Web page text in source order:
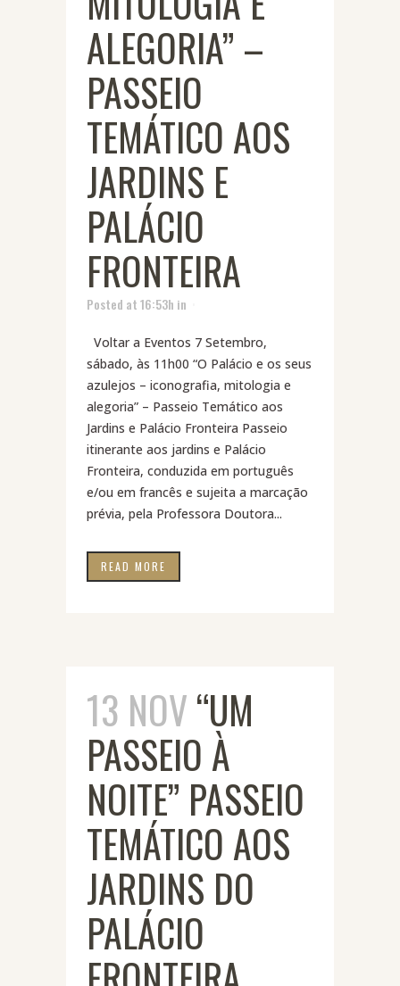
ALEGORIA” –
PASSEIO
TEMÁTICO AOS
JARDINS E
PALÁCIO
FRONTEIRA
Posted at 16:53h in
Voltar a Eventos 7 Setembro,
sábado, às 11h00 “O Palácio e os seus
azulejos – iconografia, mitologia e
alegoria” – Passeio Temático aos
Jardins e Palácio Fronteira Passeio
itinerante aos jardins e Palácio
Fronteira, conduzida em português
e/ou em francês e sujeita a marcação
prévia, pela Professora Doutora...
READ MORE
13 NOV“UM
PASSEIO À
NOITE” PASSEIO
TEMÁTICO AOS
JARDINS DO
PALÁCIO